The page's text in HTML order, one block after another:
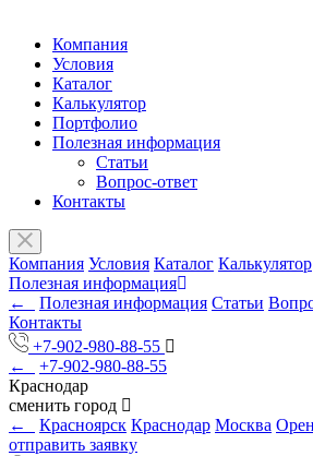
Компания
Условия
Каталог
Калькулятор
Портфолио
Полезная информация
Статьи
Вопрос-ответ
Контакты
Компания Условия Каталог Калькулятор
Полезная информация
←
Полезная информация Статьи
Контакты
+7-902-980-88-55
←
+7-902-980-88-55
Краснодар
сменить город
←
Красноярск Краснодар Москва
отправить заявку